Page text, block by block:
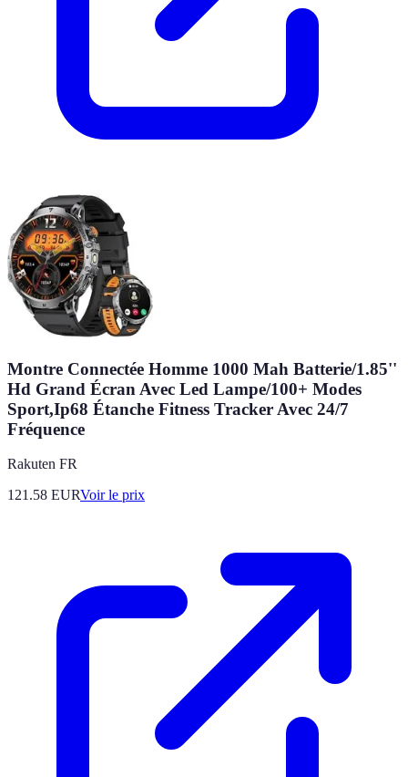
Montre Connectée Homme 1000 Mah Batterie/1.85''
Hd Grand Écran Avec Led Lampe/100+ Modes
Sport,Ip68 Étanche Fitness Tracker Avec 24/7
Fréquence
Rakuten FR
121.58 EURVoir le prix